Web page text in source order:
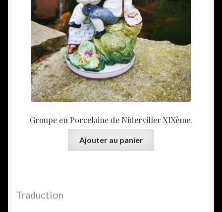
Groupe en Porcelaine de Niderviller XIXème.
Ajouter au panier
Traduction